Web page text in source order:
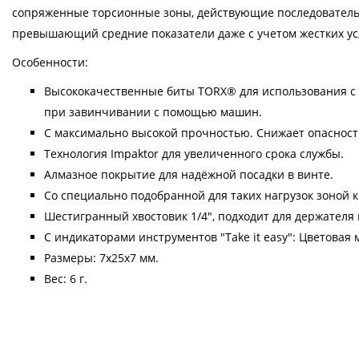
сопряженные торсионные зоны, действующие
превышающий средние показатели даже с учетом жестких
Особенности:
Высококачественные биты TORX® для
при завинчивании с помощью машин.
С максимально высокой прочностью. Снижает
Технология Impaktor для увеличенного срока службы.
Алмазное покрытие для надёжной посадки в винте.
Со специально подобранной для таких нагрузок
Шестигранный хвостовик 1/4", подходит для держателя
С индикаторами инструментов "Take it easy":
Размеры: 7х25х7 мм.
Вес: 6 г.